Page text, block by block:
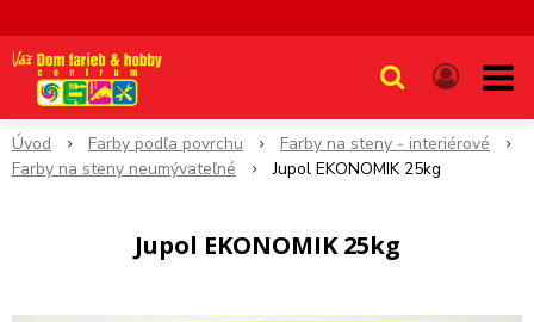
Úvod Farby podľa povrchu
Farby na steny - interiérové
Farby na steny neumývateľné
Jupol EKONOMIK 25kg
Jupol EKONOMIK 25kg